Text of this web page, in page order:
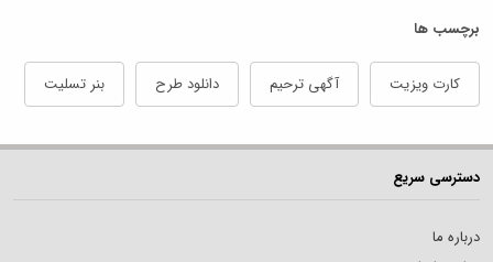
برچسب ها
کارت ویزیت آگهی ترحیم دانلود طرح بنر تسلیت
دسترسی سریع
درباره ما